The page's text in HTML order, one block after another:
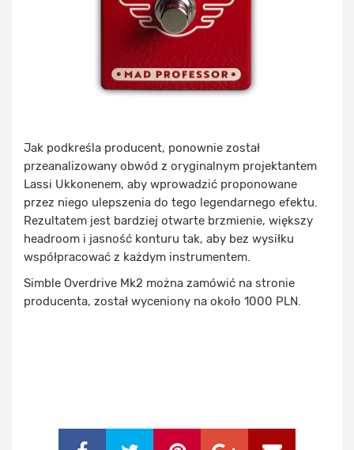
Jak podkreśla producent, ponownie został
przeanalizowany obwód z oryginalnym projektantem
Lassi Ukkonenem, aby wprowadzić proponowane
przez niego ulepszenia do tego legendarnego efektu.
Rezultatem jest bardziej otwarte brzmienie, większy
headroom i jasność konturu tak, aby bez wysiłku
współpracować z każdym instrumentem.
Simble Overdrive Mk2 można zamówić na stronie
producenta, został wyceniony na około 1000 PLN.